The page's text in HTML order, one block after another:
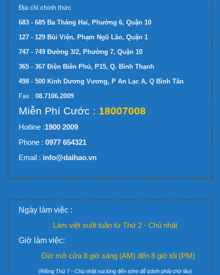
Địa chỉ chính thức
683 - 685 Ba Tháng Hai, Phường 6, Quận 10
127 - 129 Bùi Viện, Phạm Ngũ Lão, Quận 1
747 - 749 Đường 3/2, Phường 7, Quận 10
365 - 367 Điện Biên Phủ, P15, Q. Bình Thạnh
498 - 500 Kinh Dương Vương, P An Lạc A, Q Bình Tân
Fax : 08.7106.2009
Miễn Phí Cước : 18007008
Hotline :1900 2009
Phone : 0977 654321
Email : info@daihao.vn
Ngày làm việc :
Làm việt suốt tuần từ Thứ 2 - Chủ nhật
Giờ làm việc:
Giờ mở cửa 8 giờ sáng (AM) đến 8 giờ tối (PM)
(Riêng Thứ 7 - Chủ nhật vui lòng đến sớm để tránh phải chờ lâu)